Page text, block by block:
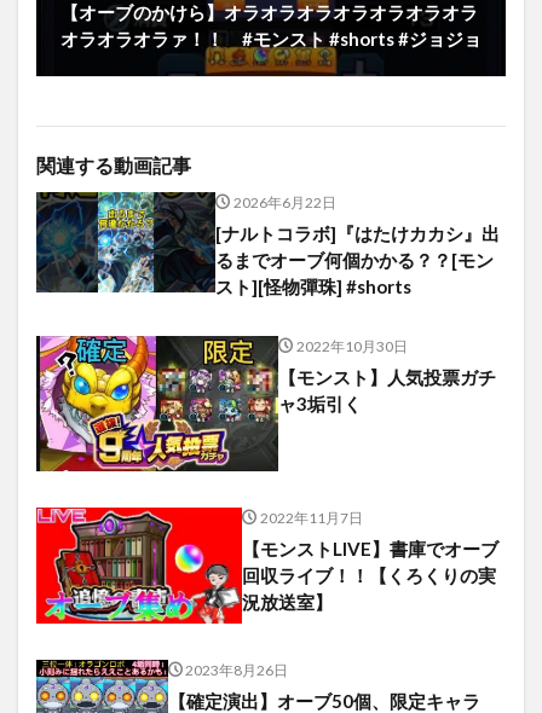
【オーブのかけら】オラオラオラオラオラオラオラ
オラオラオラァ！！ #モンスト #shorts #ジョジョ
関連する動画記事
2026年6月22日
[ナルトコラボ]『はたけカカシ』出
るまでオーブ何個かかる？？[モン
スト][怪物彈珠] #shorts
2022年10月30日
【モンスト】人気投票ガチ
ャ3垢引く
2022年11月7日
【モンストLIVE】書庫でオーブ
回収ライブ！！【くろくりの実
況放送室】
2023年8月26日
【確定演出】オーブ50個、限定キャラ